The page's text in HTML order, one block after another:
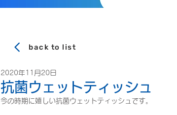
back to list
抗菌ウェットティッシュ
2020年11月20日
今の時期に嬉しい抗菌ウェットティッシュです。